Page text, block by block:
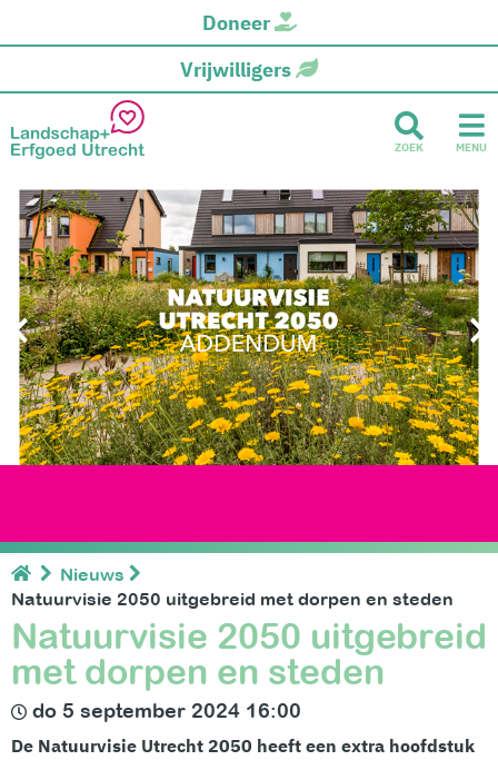
Doneer
Vrijwilligers
ZOEK MENU
Nieuws
Natuurvisie 2050 uitgebreid met dorpen en steden
Natuurvisie 2050 uitgebreid
met dorpen en steden
do 5 september 2024 16:00
De Natuurvisie Utrecht 2050 heeft een extra hoofdstuk